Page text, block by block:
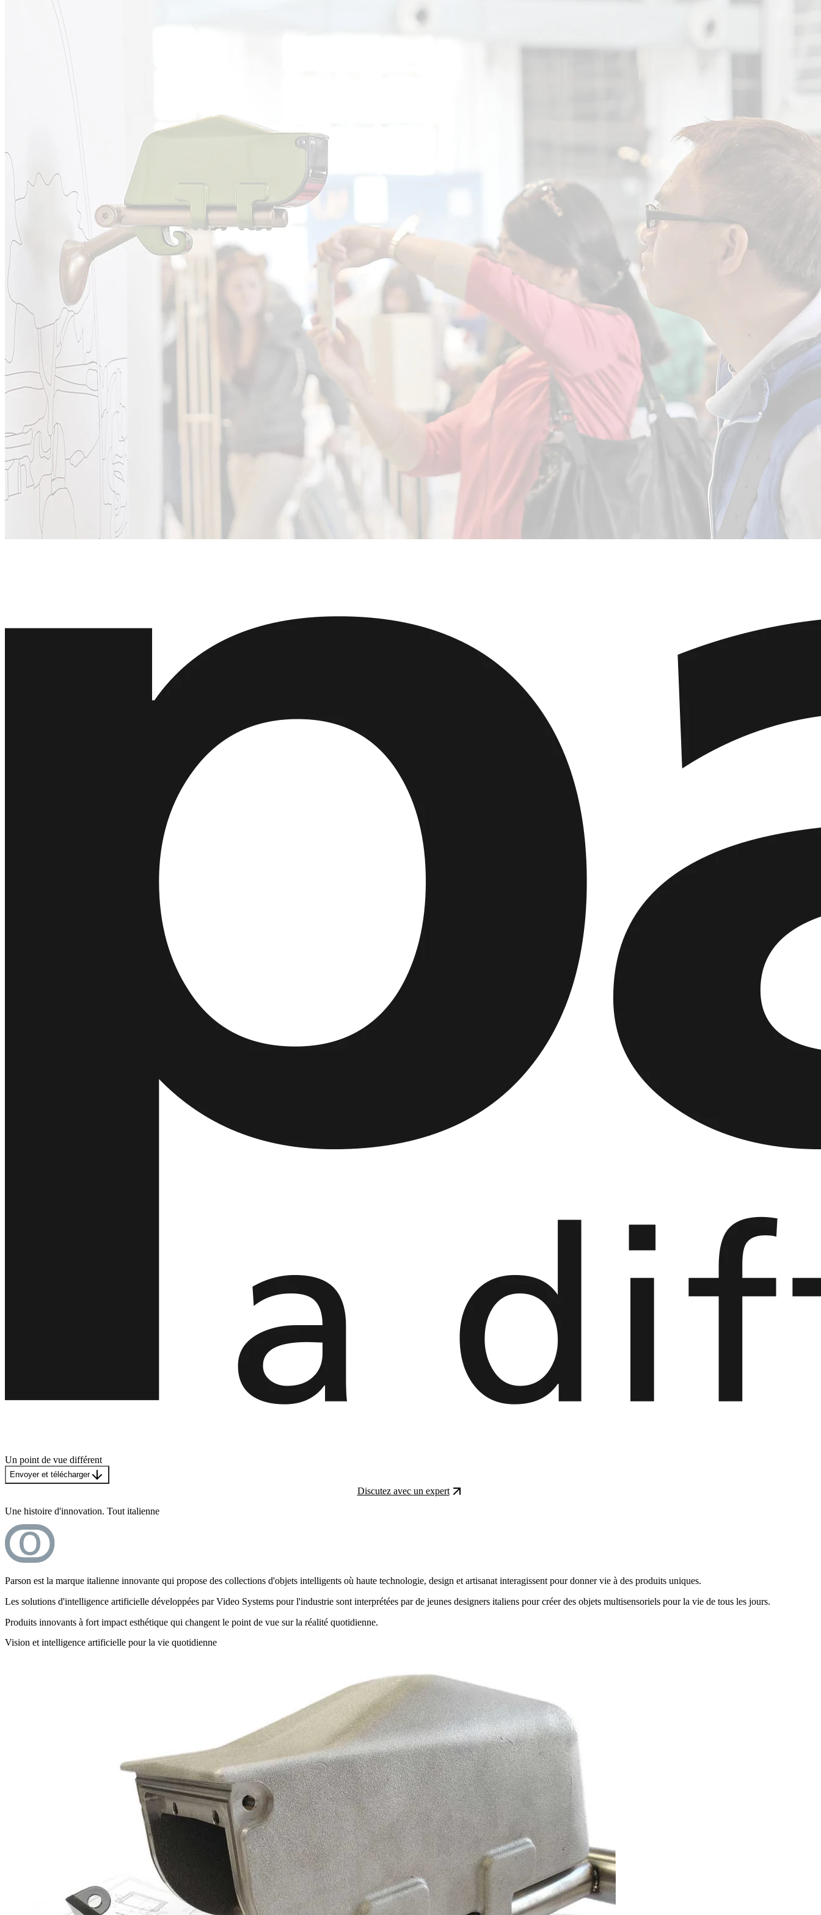
Un point de vue différent
Envoyer et télécharger
Discutez avec un expert
Une histoire d'innovation. Tout italienne
Parson est la marque italienne innovante qui propose des collections d'objets intelligents où haute technologie, design et artisanat interagissent pour donner vie à des produits uniques.
Les solutions d'intelligence artificielle développées par Video Systems pour l'industrie sont interprétées par de jeunes designers italiens pour créer des objets multisensoriels pour la vie de tous les jours.
Produits innovants à fort impact esthétique qui changent le point de vue sur la réalité quotidienne.
Vision et intelligence artificielle pour la vie quotidienne